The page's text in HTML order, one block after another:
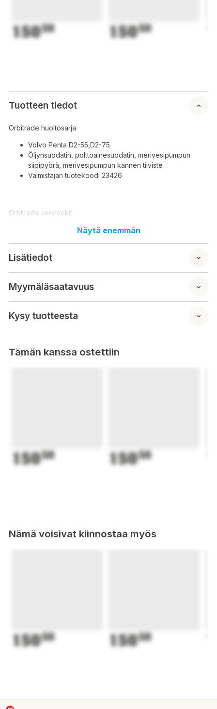
15050 15050
Tuotteen tiedot
Orbitrade huoltosarja
Volvo Penta D2-55,D2-75
Öljynsuodatin, polttoainesuodatin, merivesipumpun
siipipyörä, merivesipumpun kannen tiiviste
Valmistajan tuotekoodi 23426
Orbitrade servicekit
Volvo Penta D2-55, D2-75
Tillverkarens produktkod 23426
Näytä enemmän
Lisätiedot
Myymäläsaatavuus
Kysy tuotteesta
Tämän kanssa ostettiin
15050 15050
Nämä voisivat kiinnostaa myös
15050 15050